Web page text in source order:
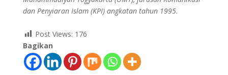
dan Penyiaran Islam (KPI) angkatan tahun 1995.
Post Views: 176
Bagikan